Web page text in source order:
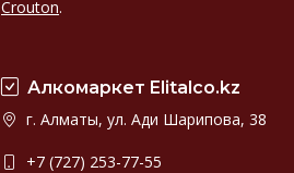
Crouton.
Алкомаркет Elitalco.kz
г. Алматы, ул. Ади Шарипова, 38
+7 (727) 253-77-55